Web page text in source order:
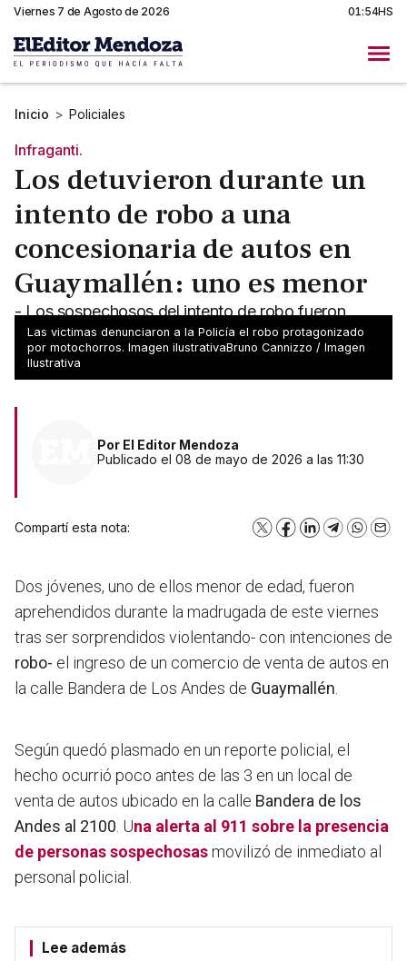
Viernes 7 de Agosto de 2026 01:54HS
Inicio > Policiales
Infraganti.
Los detuvieron durante un
intento de robo a una
concesionaria de autos en
Guaymallén: uno es menor
- Los sospechosos del intento de robo fueron
sorprendidos cuando forzaban las persianas - Se
trata de un joven de 19 años y un menor de 15
Las victimas denunciaron a la Policía el robo protagonizado
por motochorros. Imagen ilustrativaBruno Cannizzo / Imagen
Ilustrativa
Por El Editor Mendoza
Publicado el 08 de mayo de 2026 a las 11:30
Compartí esta nota: X Facebook
LinkedInTelegram
Dos jóvenes, uno de ellos menor de edad, fueron
aprehendidos durante la madrugada de este viernes
tras ser sorprendidos violentando- con intenciones de
robo- el ingreso de un comercio de venta de autos en
la calle Bandera de Los Andes de Guaymallén
Según quedó plasmado en un reporte policial, el
hecho ocurrió poco antes de las 3 en un local de
venta de autos ubicado en la calle Bandera de los
Andes al 2100 . Una alerta al 911 sobre la presencia
de personas sospechosasmovilizó de inmediato al
personal policial.
Lee además